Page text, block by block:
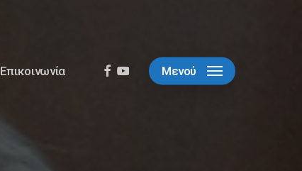
Επικοινωνία facebook
youtube Μενού